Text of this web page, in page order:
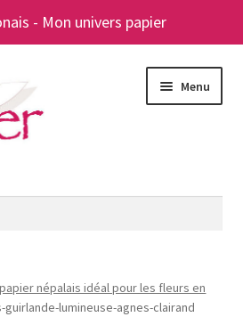
- Mon univers papier
Menu
le
népalais idéal pour les fleurs en
lumineuse-agnes-clairand